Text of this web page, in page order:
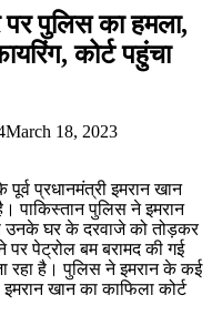
पुलिस का हमला,
कोर्ट पहुंचा
March 18, 2023
पूर्व प्रधानमंत्री इमरान खान
पाकिस्तान पुलिस ने इमरान
उनके घर के दरवाजे को तोड़कर
पेट्रोल बम बरामद की गई
रहा है। पुलिस ने इमरान के कई
खान का काफिला कोर्ट